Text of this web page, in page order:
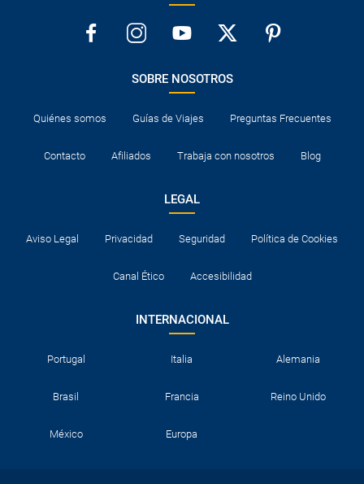
SOBRE NOSOTROS
Quiénes somos Guías de Viajes Preguntas Frecuentes
Contacto Afiliados Trabaja con nosotros Blog
LEGAL
Aviso Legal Privacidad Seguridad Política de Cookies
Canal Ético Accesibilidad
INTERNACIONAL
Portugal Italia Alemania
Brasil Francia Reino Unido
México Europa